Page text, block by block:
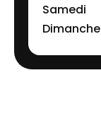
Samedi
Dimanche